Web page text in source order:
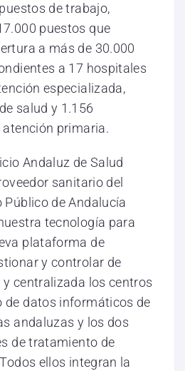
de trabajo,
puestos que
a más de 30.000
a 17 hospitales
especializada,
salud y 1.156
primaria.
Andaluz de Salud
sanitario del
de Andalucía
tecnología para
plataforma de
y controlar de
centralizada los centros
de datos informáticos de
andaluzas y los dos
de tratamiento de
ellos integran la